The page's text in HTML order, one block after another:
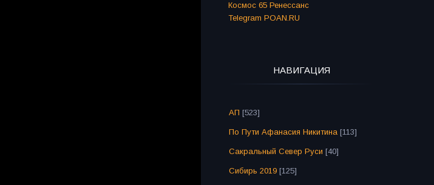
Космос 65 Ренессанс
Telegram POAN.RU
НАВИГАЦИЯ
АП [523]
По Пути Афанасия Никитина [113]
Сакральный Север Руси [40]
Сибирь 2019 [125]